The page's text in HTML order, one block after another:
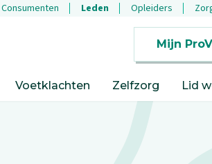
Consumenten Leden Opleiders
Mijn
Voetklachten Zelfzorg Lid